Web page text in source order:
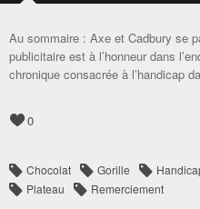
Au sommaire : Axe et Cadbury se
publicitaire est à l’honneur dans
chronique consacrée à l’handicap
0
Chocolat Gorille
Plateau
Remerciement